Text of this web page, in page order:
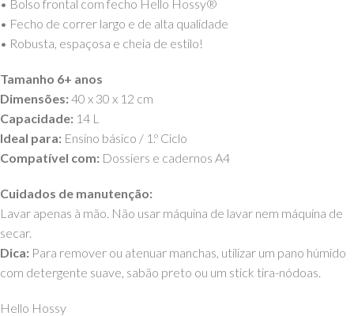
• Bolso frontal com fecho Hello Hossy®
• Fecho de correr largo e de alta qualidade
• Robusta, espaçosa e cheia de estilo!
Tamanho 6+ anos
Dimensões:40 x 30 x 12 cm
Capacidade: 14 L
Ideal para: Ensino básico / 1.º Ciclo
Compatível com: Dossiers e cadernos A4
Cuidados de manutenção:
Lavar apenas à mão. Não usar máquina de lavar nem máquina de
secar.
Dica: Para remover ou atenuar manchas, utilizar um pano húmido
com detergente suave, sabão preto ou um stick tira-nódoas.
Hello Hossy